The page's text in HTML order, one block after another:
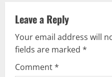
u
e
R
Leave a Reply
Your email address will
fields are marked *
Comment*